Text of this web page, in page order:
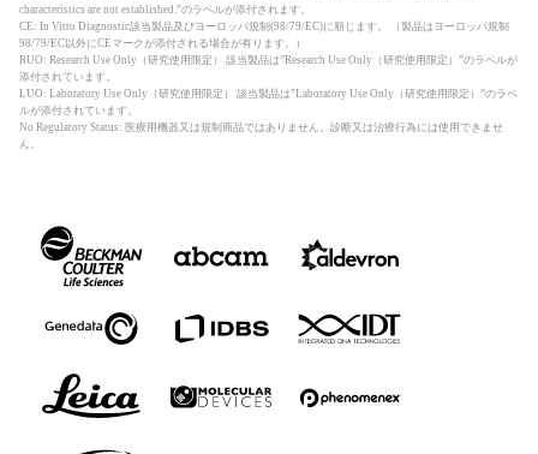
characteristics are not established.”のラベルが添付されます。
CE: In Vitro Diagnostic該当製品及びヨーロッパ規制(98/79/EC)に順じます。 （製品はヨーロッパ規制
98/79/EC以外にCEマークが添付される場合が有ります。）
RUO: Research Use Only（研究使用限定） 該当製品は”Research Use Only（研究使用限定）”のラベルが
添付されています。
LUO: Laboratory Use Only（研究使用限定） 該当製品は”Laboratory Use Only（研究使用限定）”のラベ
ルが添付されています。
No Regulatory Status: 医療用機器又は規制商品ではありません。診断又は治療行為には使用できませ
ん。